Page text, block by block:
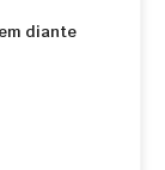
diante